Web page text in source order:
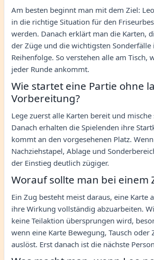
Am besten beginnt man mit dem Ziel:
in die richtige Situation für den
werden. Danach erklärt man die Karten,
der Züge und die wichtigsten Sonderfälle
Reihenfolge. So verstehen alle am Tisch,
jeder Runde ankommt.
Wie startet eine Partie ohne
Vorbereitung?
Lege zuerst alle Karten bereit und
Danach erhalten die Spielenden ihre
kommt an den vorgesehenen Platz.
Nachziehstapel, Ablage und
der Einstieg deutlich zügiger.
Worauf sollte man bei einem
Ein Zug besteht meist daraus, eine Karte
ihre Wirkung vollständig abzuarbeiten.
keine Teilaktion übersprungen wird,
wenn eine Karte Bewegung, Tausch oder
auslöst. Erst danach ist die nächste